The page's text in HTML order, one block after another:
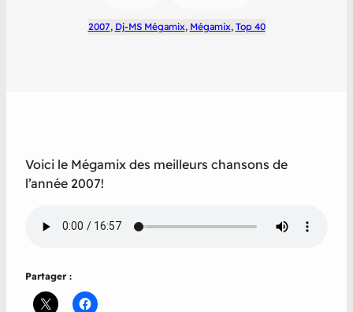
2007, Dj-MS Mégamix, Mégamix, Top 40
Voici le Mégamix des meilleurs chansons de
l’année 2007!
Partager :